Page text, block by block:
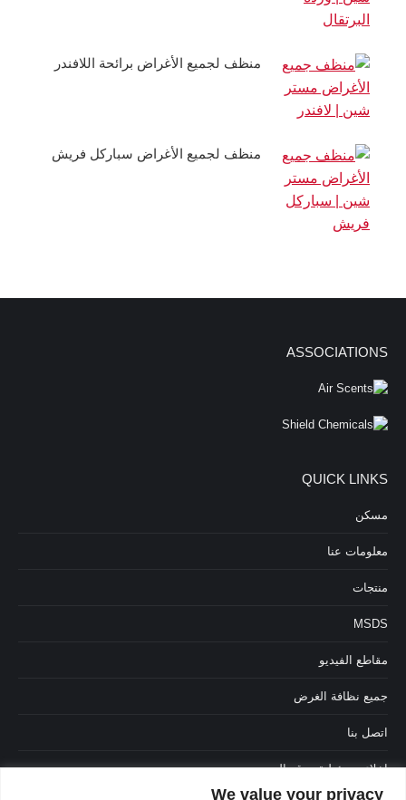
We value your privacy
منظف ​​لجميع الأغراض برائحة اللافندر
منظف ​​لجميع الأغراض سباركل فريش
ASSOCIATIONS
QUICK LINKS
مسكن
معلومات عنا
منتجات
MSDS
مقاطع الفيديو
جميع نظافة الغرض
اتصل بنا
إخلاء مسؤولية موقع الويب